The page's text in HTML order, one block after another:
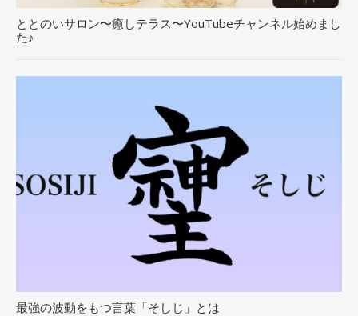
ととのいサロン〜癒しテラス〜YouTubeチャンネル始めまし
た♪
最強の波動をもつ言葉「そしじ」とは